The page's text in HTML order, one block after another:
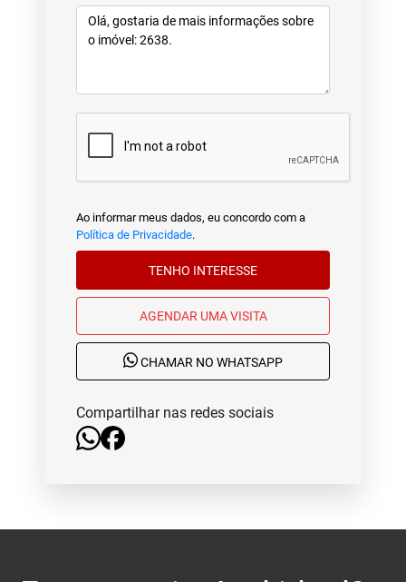
Ao informar meus dados, eu concordo com a
Política de Privacidade.
TENHO INTERESSE
AGENDAR UMA VISITA
CHAMAR NO WHATSAPP
Compartilhar nas redes sociais